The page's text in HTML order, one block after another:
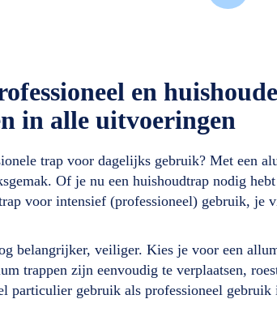
en
in alle uitvoeringen
trap voor dagelijks gebruik? Met een
Of je nu een huishoudtrap nodig
voor intensief (professioneel) gebruik, je
belangrijker, veiliger. Kies je voor een
trappen zijn eenvoudig te verplaatsen,
gebruik als professioneel